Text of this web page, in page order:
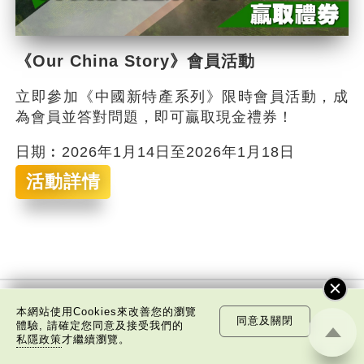
《Our China Story》會員活動
立即參加《中國新特產系列》限時會員活動，成
為會員並答對問題，即可贏取現金禮券！
日期︰2026年1月14日至2026年1月18日
活動詳情
訂閱電子通訊
本網站使用Cookies來改善您的瀏覽
體驗, 請確定您同意及接受我們的
私隱政策才繼續瀏覽。
同意及關閉